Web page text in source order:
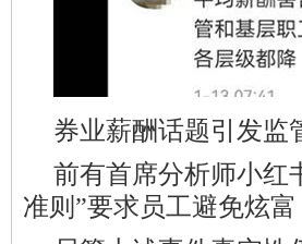
券业薪酬话题引发监
前有首席分析师小红
准则”要求员工避免炫